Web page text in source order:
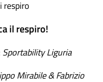
respiro
il respiro!
Sportability Liguria
Mirabile & Fabrizio